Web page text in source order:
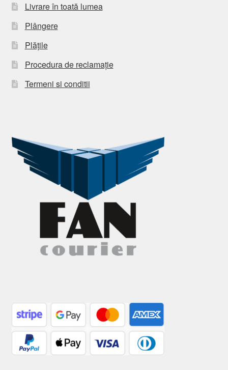
Livrare în toată lumea
Plângere
Plățile
Procedura de reclamație
Termeni si conditii